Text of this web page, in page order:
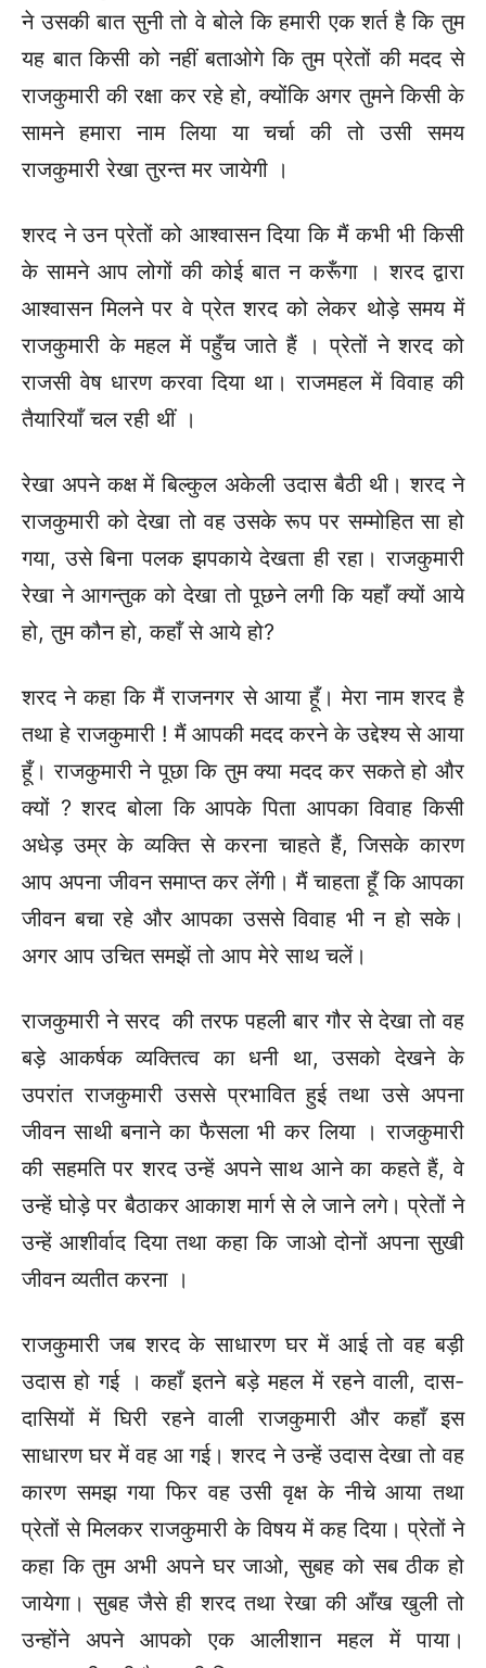
ने उसकी बात सुनी तो वे बोले कि हमारी एक शर्त है कि तुम
यह बात किसी को नहीं बताओगे कि तुम प्रेतों की मदद से
राजकुमारी की रक्षा कर रहे हो, क्योंकि अगर तुमने किसी के
सामने हमारा नाम लिया या चर्चा की तो उसी समय
राजकुमारी रेखा तुरन्त मर जायेगी ।
शरद ने उन प्रेतों को आश्वासन दिया कि मैं कभी भी किसी
के सामने आप लोगों की कोई बात न करूँगा । शरद द्वारा
आश्वासन मिलने पर वे प्रेत शरद को लेकर थोड़े समय में
राजकुमारी के महल में पहुँच जाते हैं । प्रेतों ने शरद को
राजसी वेष धारण करवा दिया था। राजमहल में विवाह की
तैयारियाँ चल रही थीं ।
रेखा अपने कक्ष में बिल्कुल अकेली उदास बैठी थी। शरद ने
राजकुमारी को देखा तो वह उसके रूप पर सम्मोहित सा हो
गया, उसे बिना पलक झपकाये देखता ही रहा। राजकुमारी
रेखा ने आगन्तुक को देखा तो पूछने लगी कि यहाँ क्यों आये
हो, तुम कौन हो, कहाँ से आये हो?
शरद ने कहा कि मैं राजनगर से आया हूँ। मेरा नाम शरद है
तथा हे राजकुमारी ! मैं आपकी मदद करने के उद्देश्य से आया
हूँ। राजकुमारी ने पूछा कि तुम क्या मदद कर सकते हो और
क्यों ? शरद बोला कि आपके पिता आपका विवाह किसी
अधेड़ उम्र के व्यक्ति से करना चाहते हैं, जिसके कारण
आप अपना जीवन समाप्त कर लेंगी। मैं चाहता हूँ कि आपका
जीवन बचा रहे और आपका उससे विवाह भी न हो सके।
अगर आप उचित समझें तो आप मेरे साथ चलें।
राजकुमारी ने सरद की तरफ पहली बार गौर से देखा तो वह
बड़े आकर्षक व्यक्तित्व का धनी था, उसको देखने के
उपरांत राजकुमारी उससे प्रभावित हुई तथा उसे अपना
जीवन साथी बनाने का फैसला भी कर लिया । राजकुमारी
की सहमति पर शरद उन्हें अपने साथ आने का कहते हैं, वे
उन्हें घोड़े पर बैठाकर आकाश मार्ग से ले जाने लगे। प्रेतों ने
उन्हें आशीर्वाद दिया तथा कहा कि जाओ दोनों अपना सुखी
जीवन व्यतीत करना ।
राजकुमारी जब शरद के साधारण घर में आई तो वह बड़ी
उदास हो गई । कहाँ इतने बड़े महल में रहने वाली, दास-
दासियों में घिरी रहने वाली राजकुमारी और कहाँ इस
साधारण घर में वह आ गई। शरद ने उन्हें उदास देखा तो वह
कारण समझ गया फिर वह उसी वृक्ष के नीचे आया तथा
प्रेतों से मिलकर राजकुमारी के विषय में कह दिया। प्रेतों ने
कहा कि तुम अभी अपने घर जाओ, सुबह को सब ठीक हो
जायेगा। सुबह जैसे ही शरद तथा रेखा की आँख खुली तो
उन्होंने अपने आपको एक आलीशान महल में पाया।